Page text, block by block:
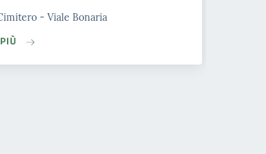
- Viale Bonaria